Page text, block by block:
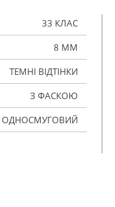
33 КЛАС
8 ММ
ТЕМНІ ВІДТІНКИ
З ФАСКОЮ
ОДНОСМУГОВИЙ